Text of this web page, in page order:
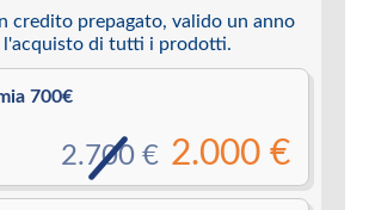
credito prepagato, valido un anno
l'acquisto di tutti i prodotti.
700€
2.000 €
2.700 €